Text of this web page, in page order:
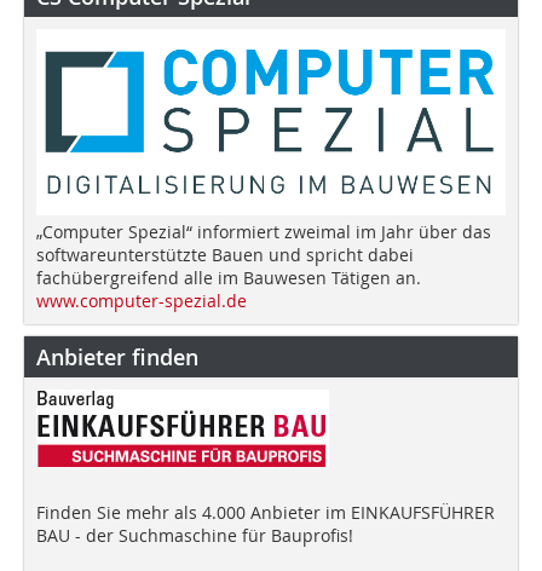
„Computer Spezial“ informiert zweimal im Jahr über das
softwareunterstützte Bauen und spricht dabei
fachübergreifend alle im Bauwesen Tätigen an.
www.computer-spezial.de
Anbieter finden
Finden Sie mehr als 4.000 Anbieter im EINKAUFSFÜHRER
BAU - der Suchmaschine für Bauprofis!